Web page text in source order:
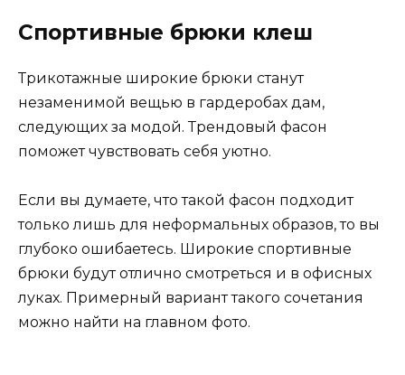
Спортивные брюки клеш
Трикотажные широкие брюки станут
незаменимой вещью в гардеробах дам,
следующих за модой. Трендовый фасон
поможет чувствовать себя уютно.
Если вы думаете, что такой фасон подходит
только лишь для неформальных образов, то вы
глубоко ошибаетесь. Широкие спортивные
брюки будут отлично смотреться и в офисных
луках. Примерный вариант такого сочетания
можно найти на главном фото.